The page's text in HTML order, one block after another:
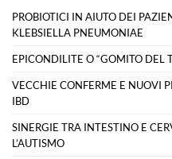
PROBIOTICI IN AIUTO DEI
KLEBSIELLA PNEUMONIAE
EPICONDILITE O “GOMITO DEL
VECCHIE CONFERME E NUOVI
IBD
SINERGIE TRA INTESTINO E
L’AUTISMO